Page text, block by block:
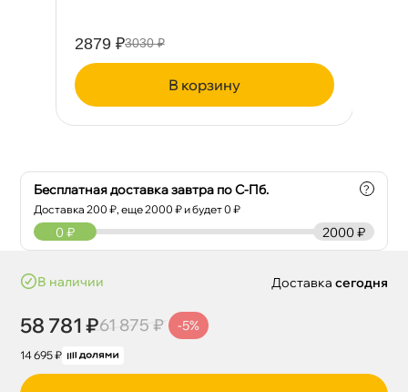
2879 ₽3030 ₽
корзину
Бесплатная доставка завтра по С-Пб.
Доставка200 ₽, еще2000 ₽ и будет 0 ₽
?
2000 ₽
0 ₽
наличии
58 781 ₽61 875 ₽ -5%
14 695 ₽
Доставка сегодня